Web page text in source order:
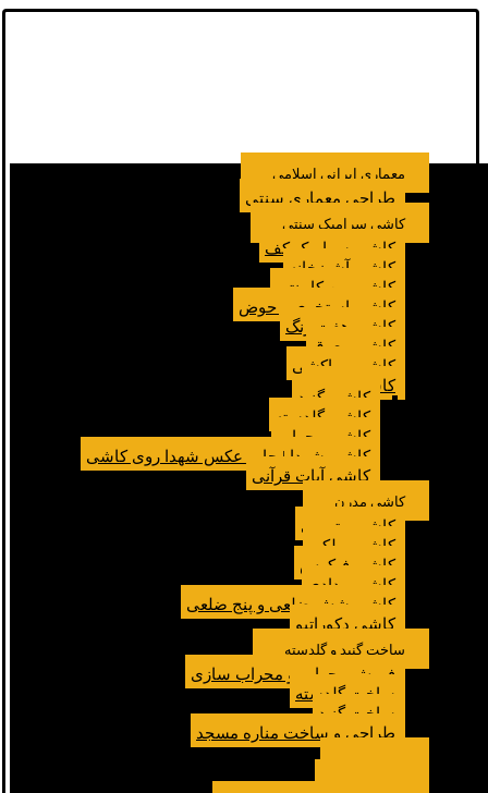
معماری ایرانی اسلامی
طراحی معماری سنتی
کاشی سرامیک سنتی
کاشی سرامیک کف
کاشی آشپزخانه
کاشی بین کابینتی
کاشی استخری و حوض
کاشی هفت رنگ
کاشی معرق
کاشی مراکشی
کاشی مسجد
کاشی گنبد
کاشی گلدسته
کاشی محراب
کاشی شهدا | چاپ عکس شهدا روی کاشی
کاشی آیات قرآنی
کاشی مدرن
کاشی مترویی
کاشی پولکی
کاشی فیکوس
کاشی مدادی
کاشی شش ضلعی و پنج ضلعی
کاشی دکوراتیو
ساخت گنبد و گلدسته
فروش محراب و محراب سازی
ساخت گلدسته
ساخت گنبد
طراحی و ساخت مناره مسجد